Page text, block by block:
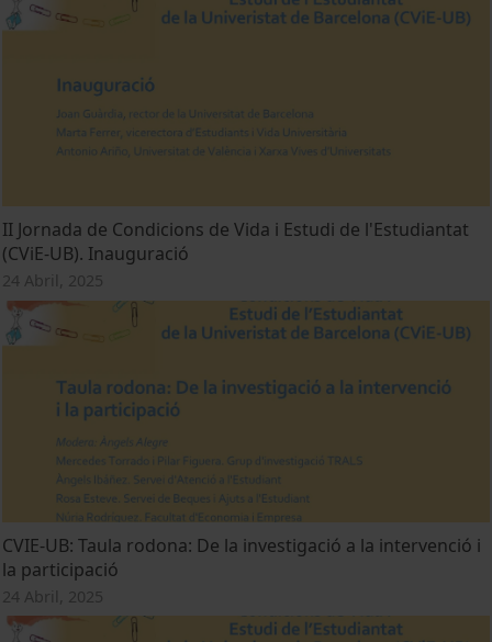
II Jornada de Condicions de Vida i Estudi de l'Estudiantat
(CViE-UB). Inauguració
24 Abril, 2025
CVIE-UB: Taula rodona: De la investigació a la intervenció i
la participació
24 Abril, 2025